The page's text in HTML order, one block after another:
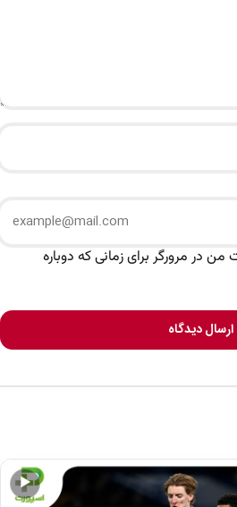
در مرورگر برای زمانی که دوباره
ارسال دیدگاه
▶